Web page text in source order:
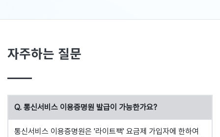
자주하는 질문
Q. 통신서비스 이용증명원 발급이 가능한가요?
통신서비스 이용증명원은 '라이트팩' 요금제 가입자에 한하여